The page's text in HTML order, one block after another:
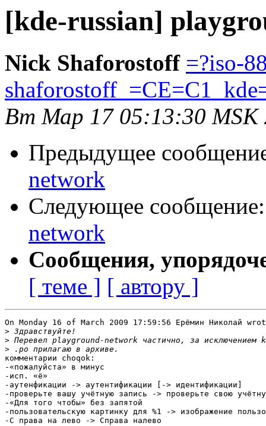
[kde-russian]
Nick Shaforostoff =?iso-
Вт Мар 17 05:13:30 MSK
Предыдущее
network
Следующее
network
Сообщения,
[ теме ] [ автору ]
On Monday 16 of March 2009 17:59:56 Ерёмин Николай
>
>
>
комментарии choqok:
-«пожалуйста» в минус
-исп. «ё»
-аутенфикации -> аутентификации [-> идентификации]
-проверьте вашу учётную запись -> проверьте свою
-«Для того чтобы» без запятой
-пользовательскую картинку для %1 -> изображение
-С права на лево -> Справа налево